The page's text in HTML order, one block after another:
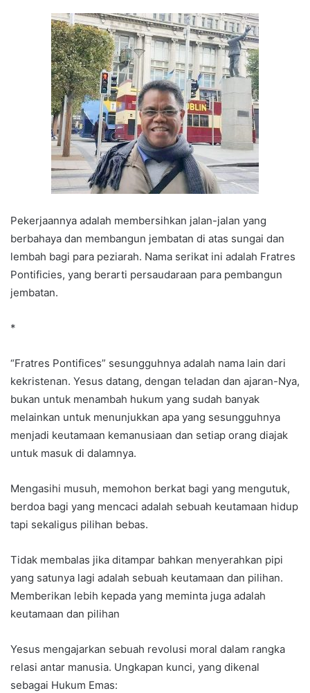
Pekerjaannya adalah membersihkan jalan-jalan yang
berbahaya dan membangun jembatan di atas sungai dan
lembah bagi para peziarah. Nama serikat ini adalah Fratres
Pontificies, yang berarti persaudaraan para pembangun
jembatan.
*
“Fratres Pontifices” sesungguhnya adalah nama lain dari
kekristenan. Yesus datang, dengan teladan dan ajaran-Nya,
bukan untuk menambah hukum yang sudah banyak
melainkan untuk menunjukkan apa yang sesungguhnya
menjadi keutamaan kemanusiaan dan setiap orang diajak
untuk masuk di dalamnya.
Mengasihi musuh, memohon berkat bagi yang mengutuk,
berdoa bagi yang mencaci adalah sebuah keutamaan hidup
tapi sekaligus pilihan bebas.
Tidak membalas jika ditampar bahkan menyerahkan pipi
yang satunya lagi adalah sebuah keutamaan dan pilihan.
Memberikan lebih kepada yang meminta juga adalah
keutamaan dan pilihan
Yesus mengajarkan sebuah revolusi moral dalam rangka
relasi antar manusia. Ungkapan kunci, yang dikenal
sebagai Hukum Emas: